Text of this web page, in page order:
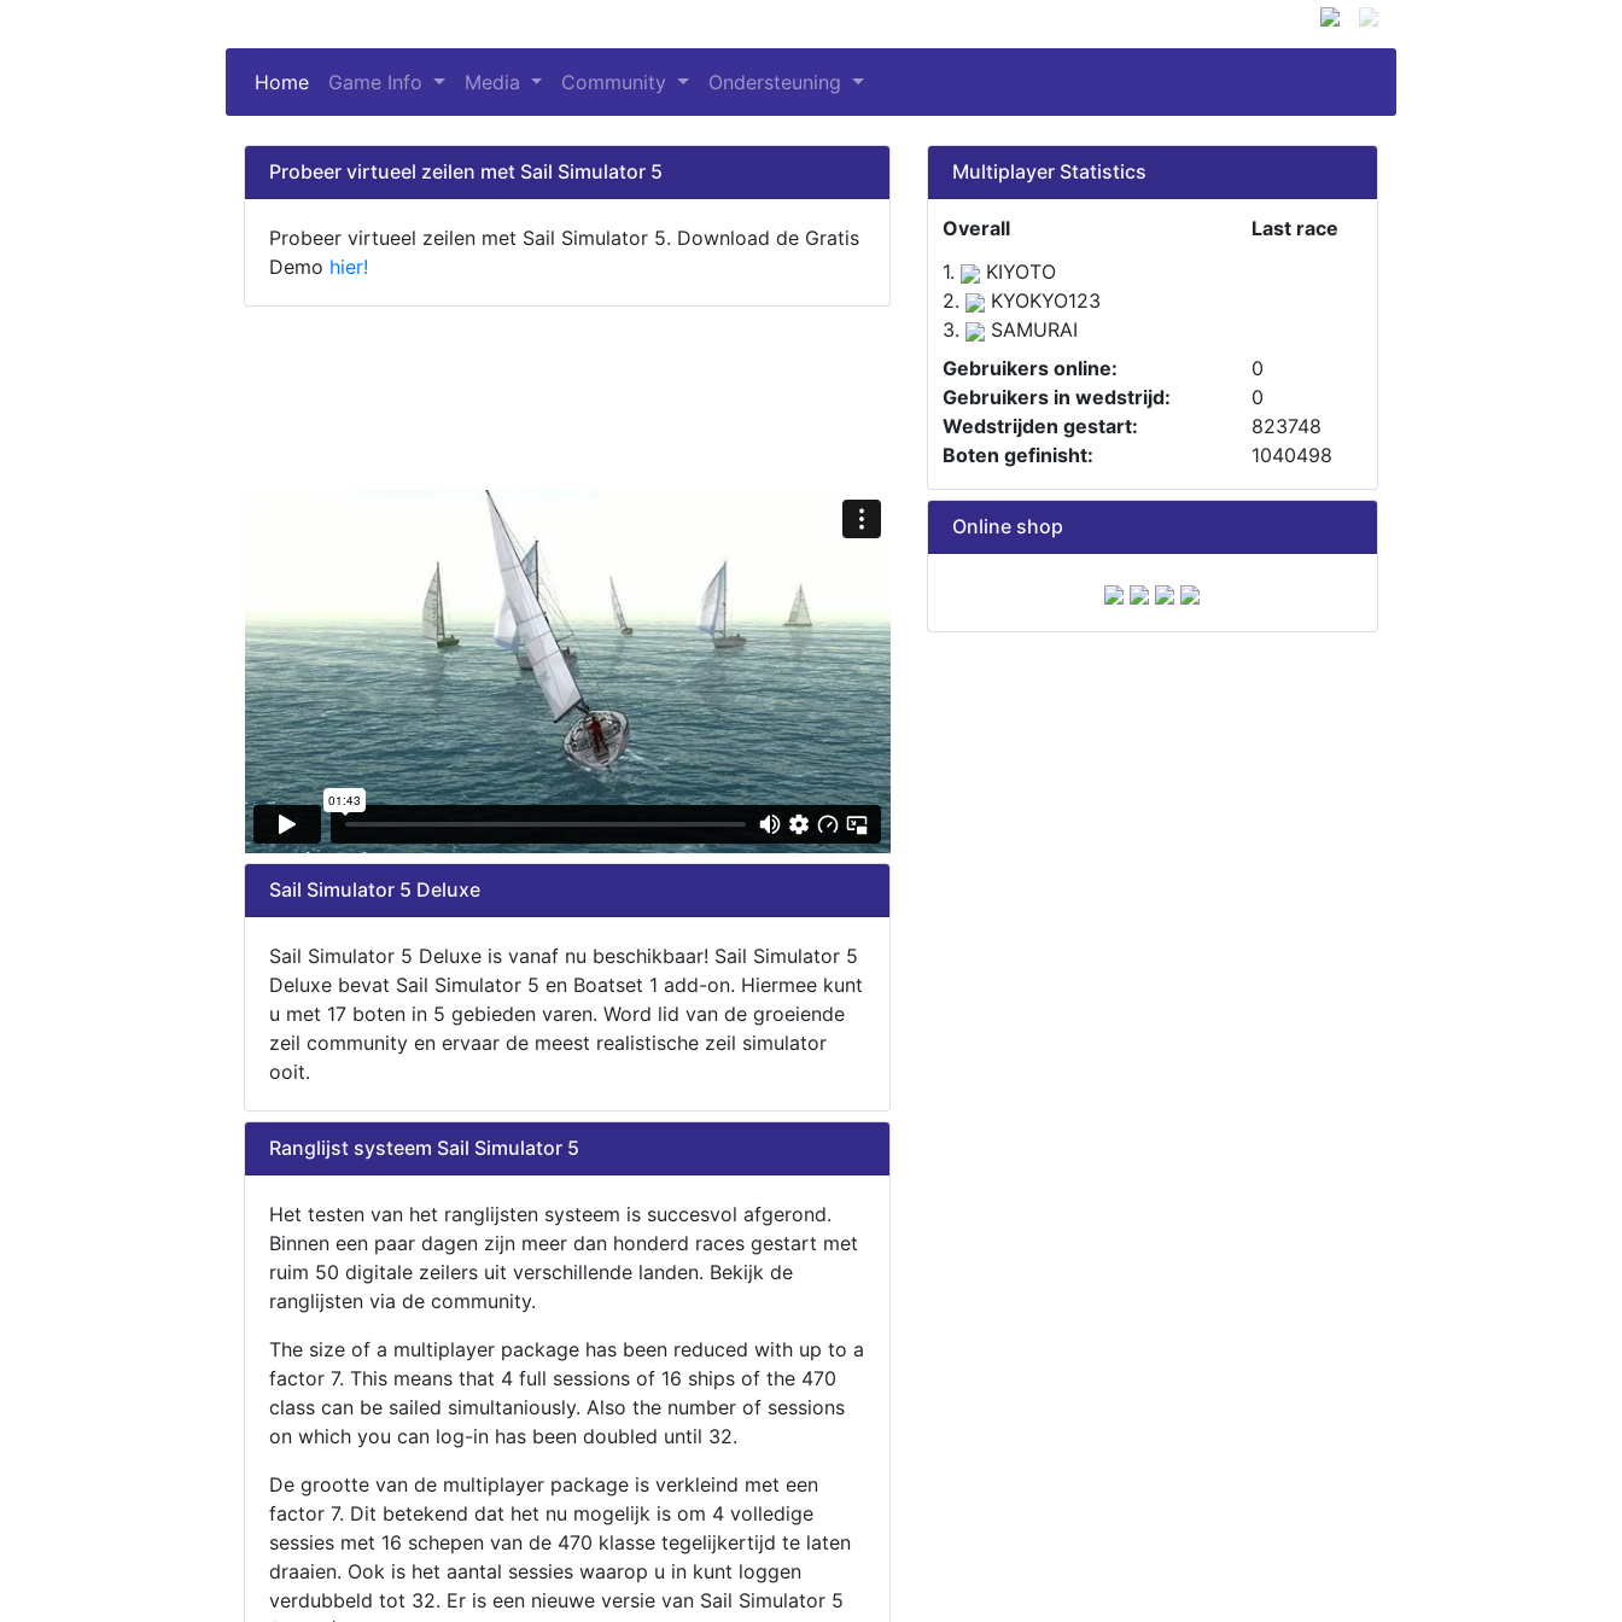
Home (current)
Game Info Media Community Ondersteuning
Probeer virtueel zeilen met Sail Simulator 5
Probeer virtueel zeilen met Sail Simulator 5. Download de Gratis
Demo hier!
Multiplayer Statistics
Overall
Last race
1.
KIYOTO
2.
KYOKYO123
3.
SAMURAI
Gebruikers online:
0
Gebruikers in wedstrijd:
0
Wedstrijden gestart:
823748
Boten gefinisht:
1040498
Sail Simulator 5 Deluxe
Sail Simulator 5 Deluxe is vanaf nu beschikbaar! Sail Simulator 5
Deluxe bevat Sail Simulator 5 en Boatset 1 add-on. Hiermee kunt
u met 17 boten in 5 gebieden varen. Word lid van de groeiende
zeil community en ervaar de meest realistische zeil simulator
ooit.
Ranglijst systeem Sail Simulator 5
Het testen van het ranglijsten systeem is succesvol afgerond.
Binnen een paar dagen zijn meer dan honderd races gestart met
ruim 50 digitale zeilers uit verschillende landen. Bekijk de
ranglijsten via de community.
The size of a multiplayer package has been reduced with up to a
factor 7. This means that 4 full sessions of 16 ships of the 470
class can be sailed simultaniously. Also the number of sessions
on which you can log-in has been doubled until 32.
De grootte van de multiplayer package is verkleind met een
factor 7. Dit betekend dat het nu mogelijk is om 4 volledige
sessies met 16 schepen van de 470 klasse tegelijkertijd te laten
draaien. Ook is het aantal sessies waarop u in kunt loggen
verdubbeld tot 32. Er is een nieuwe versie van Sail Simulator 5
Online shop